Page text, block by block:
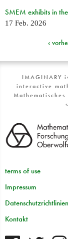
SMEM exhibits in
17 Feb. 2026
‹
IMAGINARY
interactive
terms of use
Impressum
Datenschutzrichtlinien
Kontakt